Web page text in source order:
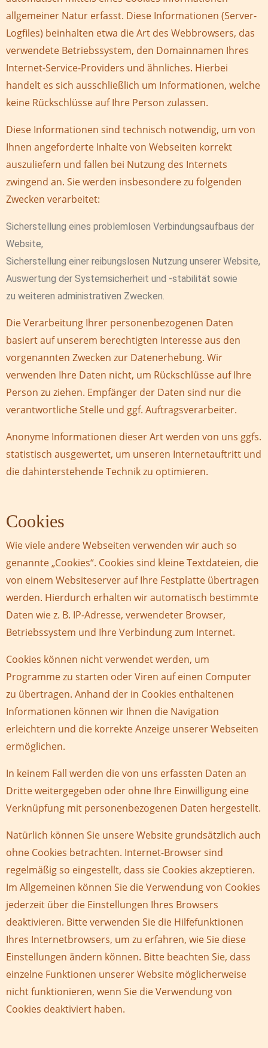
allgemeiner Natur erfasst. Diese Informationen (Server-
Logfiles) beinhalten etwa die Art des Webbrowsers, das
verwendete Betriebssystem, den Domainnamen Ihres
Internet-Service-Providers und ähnliches. Hierbei
handelt es sich ausschließlich um Informationen, welche
keine Rückschlüsse auf Ihre Person zulassen.
Diese Informationen sind technisch notwendig, um von
Ihnen angeforderte Inhalte von Webseiten korrekt
auszuliefern und fallen bei Nutzung des Internets
zwingend an. Sie werden insbesondere zu folgenden
Zwecken verarbeitet:
Sicherstellung eines problemlosen Verbindungsaufbaus der
Website,
Sicherstellung einer reibungslosen Nutzung unserer Website,
Auswertung der Systemsicherheit und -stabilität sowie
zu weiteren administrativen Zwecken.
Die Verarbeitung Ihrer personenbezogenen Daten
basiert auf unserem berechtigten Interesse aus den
vorgenannten Zwecken zur Datenerhebung. Wir
verwenden Ihre Daten nicht, um Rückschlüsse auf Ihre
Person zu ziehen. Empfänger der Daten sind nur die
verantwortliche Stelle und ggf. Auftragsverarbeiter.
Anonyme Informationen dieser Art werden von uns ggfs.
statistisch ausgewertet, um unseren Internetauftritt und
die dahinterstehende Technik zu optimieren.
Cookies
Wie viele andere Webseiten verwenden wir auch so
genannte „Cookies“. Cookies sind kleine Textdateien, die
von einem Websiteserver auf Ihre Festplatte übertragen
werden. Hierdurch erhalten wir automatisch bestimmte
Daten wie z. B. IP-Adresse, verwendeter Browser,
Betriebssystem und Ihre Verbindung zum Internet.
Cookies können nicht verwendet werden, um
Programme zu starten oder Viren auf einen Computer
zu übertragen. Anhand der in Cookies enthaltenen
Informationen können wir Ihnen die Navigation
erleichtern und die korrekte Anzeige unserer Webseiten
ermöglichen.
In keinem Fall werden die von uns erfassten Daten an
Dritte weitergegeben oder ohne Ihre Einwilligung eine
Verknüpfung mit personenbezogenen Daten hergestellt.
Natürlich können Sie unsere Website grundsätzlich auch
ohne Cookies betrachten. Internet-Browser sind
regelmäßig so eingestellt, dass sie Cookies akzeptieren.
Im Allgemeinen können Sie die Verwendung von Cookies
jederzeit über die Einstellungen Ihres Browsers
deaktivieren. Bitte verwenden Sie die Hilfefunktionen
Ihres Internetbrowsers, um zu erfahren, wie Sie diese
Einstellungen ändern können. Bitte beachten Sie, dass
einzelne Funktionen unserer Website möglicherweise
nicht funktionieren, wenn Sie die Verwendung von
Cookies deaktiviert haben.